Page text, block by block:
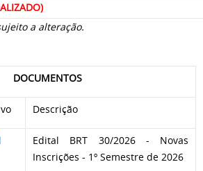
a alteração.
DOCUMENTOS
Descrição
Edital BRT 30/2026 - Novas
Inscrições - 1º Semestre de 2026